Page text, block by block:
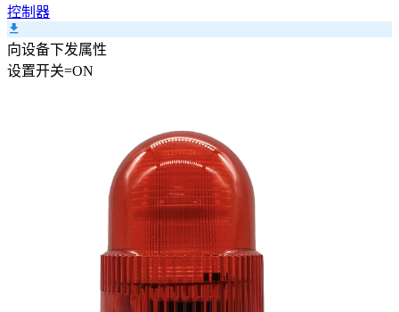
控制器
向设备下发属性
设置开关=ON